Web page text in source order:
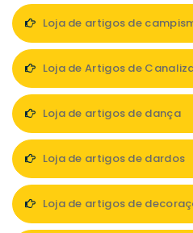
Loja de artigos de
Loja de Artigos de
Loja de artigos de dança
Loja de artigos de dardos
Loja de artigos de